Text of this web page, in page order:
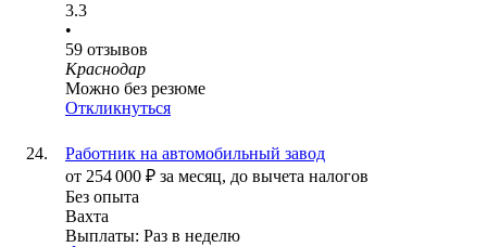
3.3
•
59 отзывов
Краснодар
Можно без резюме
Откликнуться
Работник на автомобильный завод
от 254 000 ₽ за месяц, до вычета налогов
Без опыта
Вахта
Выплаты: Раз в неделю